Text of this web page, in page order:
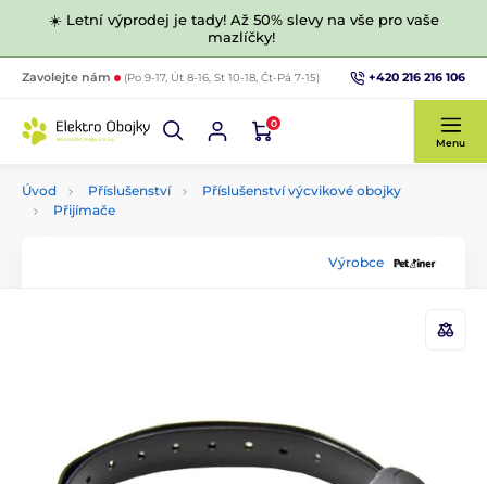
☀️ Letní výprodej je tady! Až 50% slevy na vše pro vaše
mazlíčky!
Zavolejte nám (Po 9-17, Út 8-16, St 10-18, Čt-Pá 7-15) +420 216 216 106
0
Menu
Úvod Příslušenství
Příslušenství výcvikové obojky
Přijímače
Výrobce